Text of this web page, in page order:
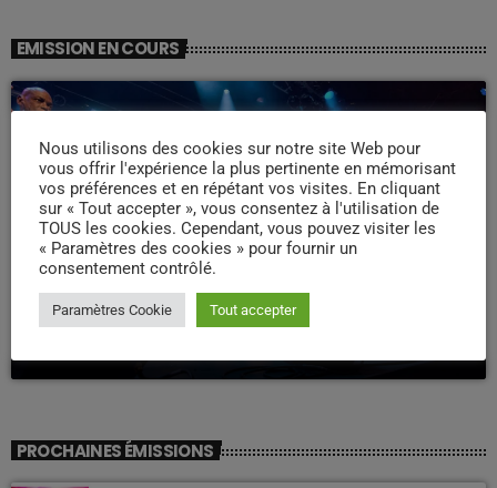
EMISSION EN COURS
WEEK -END COMPAS
Week end Compas Familly
PROCHAINES ÉMISSIONS
Nous utilisons des cookies sur notre site Web pour
vous offrir l'expérience la plus pertinente en mémorisant
vos préférences et en répétant vos visites. En cliquant
sur « Tout accepter », vous consentez à l'utilisation de
TOUS les cookies. Cependant, vous pouvez visiter les
« Paramètres des cookies » pour fournir un
consentement contrôlé.
Paramètres Cookie Tout accepter